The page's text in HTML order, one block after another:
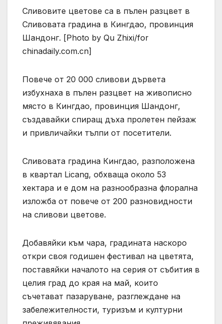
Сливовите цветове са в пълен разцвет в
Сливовата градина в Кингдао, провинция
Шандонг. [Photo by Qu Zhixi/for
chinadaily.com.cn]
Повече от 20 000 сливови дървета
избухнаха в пълен разцвет на живописно
място в Кингдао, провинция Шандонг,
създавайки спиращ дъха пролетен пейзаж
и привличайки тълпи от посетители.
Сливовата градина Кингдао, разположена
в квартал Licang, обхваща около 53
хектара и е дом на разнообразна флорална
изложба от повече от 200 разновидности
на сливови цветове.
Добавяйки към чара, градината наскоро
откри своя годишен фестивал на цветята,
поставяйки началото на серия от събития в
целия град до края на май, които
съчетават пазаруване, разглеждане на
забележителности, туризъм и културни